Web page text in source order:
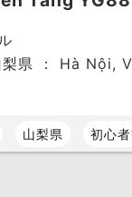
梨県 ： Hà Nội,
山梨県 初心